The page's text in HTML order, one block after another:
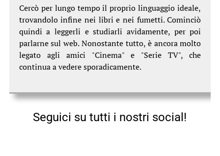
Cercò per lungo tempo il proprio linguaggio ideale,
trovandolo infine nei libri e nei fumetti. Cominciò
quindi a leggerli e studiarli avidamente, per poi
parlarne sul web. Nonostante tutto, è ancora molto
legato agli amici "Cinema" e "Serie TV", che
continua a vedere sporadicamente.
Seguici su tutti i nostri social!